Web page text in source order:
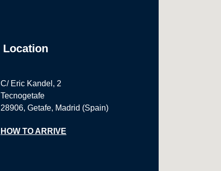
Location
C/ Eric Kandel, 2
Tecnogetafe
28906, Getafe, Madrid (Spain)
HOW TO ARRIVE